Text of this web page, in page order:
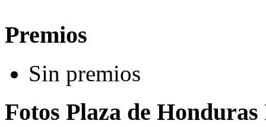
Premios
Sin premios
Fotos Plaza de